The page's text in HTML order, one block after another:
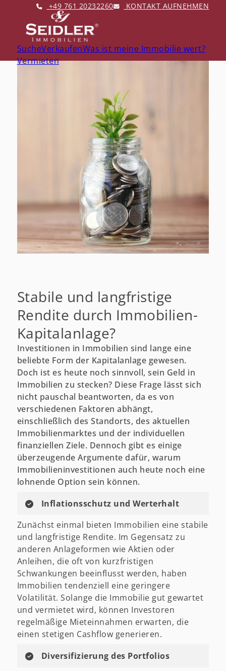
+49 761 20232260 KONTAKT AUFNEHMEN
SucheVerkaufenWas ist meine Immobilie wert?
Vermieten
Stabile und langfristige
Rendite durch Immobilien-
Kapitalanlage?
Investitionen in Immobilien sind lange eine
beliebte Form der Kapitalanlage gewesen.
Doch ist es heute noch sinnvoll, sein Geld in
Immobilien zu stecken? Diese Frage lässt sich
nicht pauschal beantworten, da es von
verschiedenen Faktoren abhängt,
einschließlich des Standorts, des aktuellen
Immobilienmarktes und der individuellen
finanziellen Ziele. Dennoch gibt es einige
überzeugende Argumente dafür, warum
Immobilieninvestitionen auch heute noch eine
lohnende Option sein können.
Inflationsschutz und Werterhalt
Zunächst einmal bieten Immobilien eine stabile
und langfristige Rendite. Im Gegensatz zu
anderen Anlageformen wie Aktien oder
Anleihen, die oft von kurzfristigen
Schwankungen beeinflusst werden, haben
Immobilien tendenziell eine geringere
Volatilität. Solange die Immobilie gut gewartet
und vermietet wird, können Investoren
regelmäßige Mieteinnahmen erwarten, die
einen stetigen Cashflow generieren.
Diversifizierung des Portfolios